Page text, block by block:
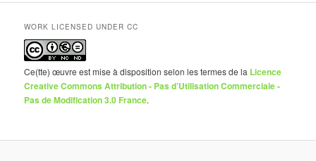
WORK LICENSED UNDER CC
Ce(tte) œuvre est mise à disposition selon les termes de la Licence
Creative Commons Attribution - Pas d’Utilisation Commerciale -
Pas de Modification 3.0 France.